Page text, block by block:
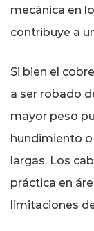
mecánica en
contribuye a
Si bien el
a ser robado
mayor peso
hundimiento
largas. Los
práctica en
limitaciones